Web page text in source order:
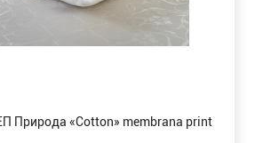
Природа «Cotton» membrana print